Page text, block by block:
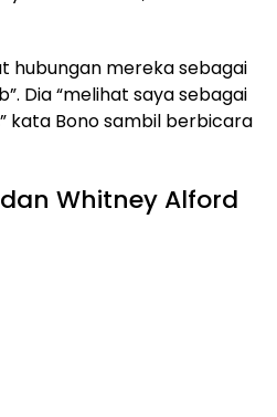
hubungan mereka sebagai
Dia “melihat saya sebagai
kata Bono sambil berbicara
Whitney Alford